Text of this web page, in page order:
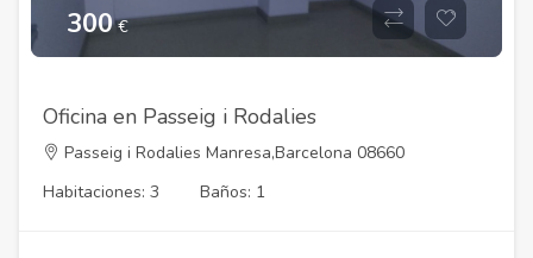
300€
Oficina en Passeig i Rodalies
Passeig i Rodalies Manresa,Barcelona 08660
Habitaciones: 3
Baños: 1